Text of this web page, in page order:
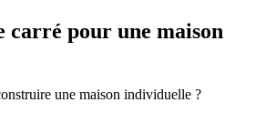
carré pour une maison
une maison individuelle ?